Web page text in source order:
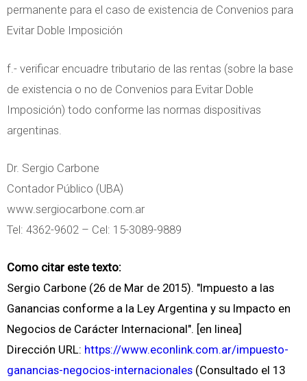
permanente para el caso de existencia de Convenios para
Evitar Doble Imposición
f.- verificar encuadre tributario de las rentas (sobre la base
de existencia o no de Convenios para Evitar Doble
Imposición) todo conforme las normas dispositivas
argentinas.
Dr. Sergio Carbone
Contador Público (UBA)
www.sergiocarbone.com.ar
Tel: 4362-9602 – Cel: 15-3089-9889
Como citar este texto:
Sergio Carbone (26 de Mar de 2015). "Impuesto a las
Ganancias conforme a la Ley Argentina y su Impacto en
Negocios de Carácter Internacional". [en linea]
Dirección URL: https://www.econlink.com.ar/impuesto-
ganancias-negocios-internacionales (Consultado el 13